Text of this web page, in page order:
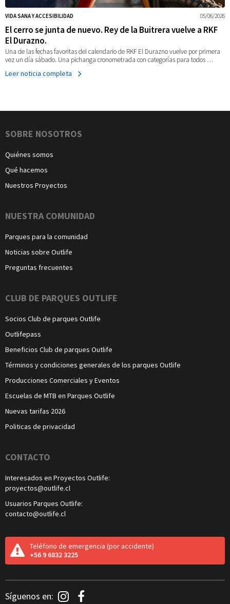
05/06/2026
VIDA SANA Y ACCESIBILIDAD
El cerro se junta de nuevo. Rey de la Buitrera vuelve a RKF
El Durazno.
Una de las fechas favoritas del calendario de RKF El Durazno vuelve por primera
vez un día sábado. Una pichanga cronometrada con categorías para todos …
Leer noticia completa
Navegación
SOBRE NOSOTROS
Quiénes somos
Qué hacemos
Nuestros Proyectos
NUESTRA COMUNIDAD
Parques para la comunidad
Noticias sobre Outlife
Preguntas frecuentes
CLUB DE PARQUES OUTLIFE
Socios Club de parques Outlife
Outlifepass
Beneficios Club de parques Outlife
Términos y condiciones generales de los parques Outlife
Producciones Comerciales y Eventos
Escuelas de MTB en Parques Outlife
Nuevas tarifas 2026
Politicas de privacidad
CONTACTO
Interesados en Proyectos Outlife:
proyectos@outlife.cl
Usuarios Parques Outlife:
contacto@outlife.cl
Teléfono de emergencia (por accidente)
+56 9 6832 3225
Síguenos en: